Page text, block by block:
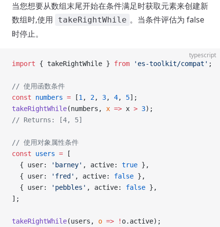
当您想要从数组末尾开始在条件满足时获取元素来创建新
数组时,使用
takeRightWhile 。当条件评估为 false
时停止。
typescript
import { takeRightWhile } from 'es-toolkit/compat' ;
// 使用函数条件
const numbers = [1 , 2, 3, 4, 5];
takeRightWhile(numbers, x => x > 3);
// Returns: [4, 5]
// 使用对象属性条件
const users = [
  { user:
'barney' , active: true },
  { user:
'fred' , active: false },
  { user:
'pebbles' , active: false },
];
takeRightWhile(users, o => ! o.active);